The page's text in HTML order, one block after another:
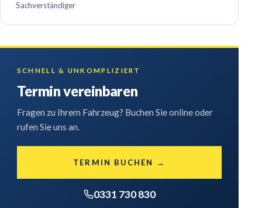
Sachverständiger
SCHNELL & UNKOMPLIZIERT
Termin vereinbaren
Fragen zu Ihrem Fahrzeug? Buchen Sie online oder
rufen Sie uns an.
TERMIN BUCHEN →
0331 730 830